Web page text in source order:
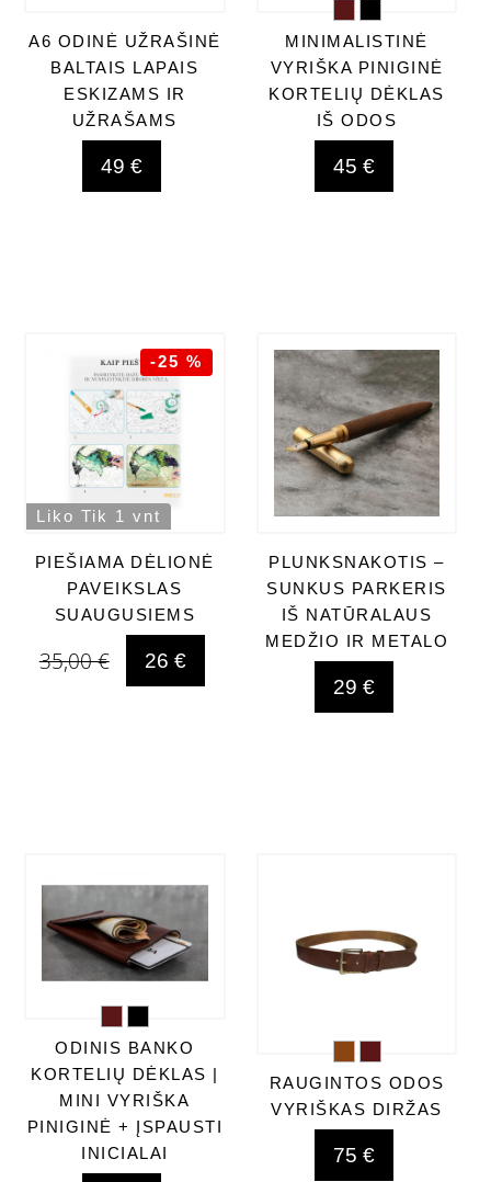
A6 ODINĖ UŽRAŠINĖ
BALTAIS LAPAIS
ESKIZAMS IR
UŽRAŠAMS
49 €
MINIMALISTINĖ
VYRIŠKA PINIGINĖ
KORTELIŲ DĖKLAS
IŠ ODOS
45 €
-25 %
Liko Tik 1 vnt
PIEŠIAMA DĖLIONĖ
PAVEIKSLAS
SUAUGUSIEMS
35,00 € 26 €
PLUNKSNAKOTIS –
SUNKUS PARKERIS
IŠ NATŪRALAUS
MEDŽIO IR METALO
29 €
ODINIS BANKO
KORTELIŲ DĖKLAS |
MINI VYRIŠKA
PINIGINĖ + ĮSPAUSTI
INICIALAI
RAUGINTOS ODOS
VYRIŠKAS DIRŽAS
75 €